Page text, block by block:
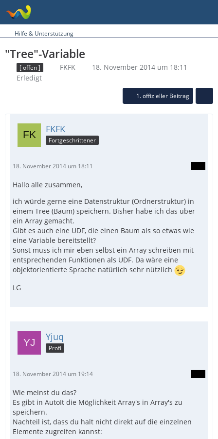
Hilfe & Unterstützung
"Tree"-Variable
[ offen ] FKFK
18. November 2014 um 18:11
Erledigt
1. offizieller Beitrag
FKFK
Fortgeschrittener
18. November 2014 um 18:11
Hallo alle zusammen,
ich würde gerne eine Datenstruktur (Ordnerstruktur) in
einem Tree (Baum) speichern. Bisher habe ich das über
ein Array gemacht.
Gibt es auch eine UDF, die einen Baum als so etwas wie
eine Variable bereitstellt?
Sonst muss ich mir eben selbst ein Array schreiben mit
entsprechenden Funktionen als UDF. Da wäre eine
objektorientierte Sprache natürlich sehr nützlich
LG
Yjuq
Profi
18. November 2014 um 19:14
Wie meinst du das?
Es gibt in AutoIt die Möglichkeit Array's in Array's zu
speichern.
Nachteil ist, dass du halt nicht direkt auf die einzelnen
Elemente zugreifen kannst: